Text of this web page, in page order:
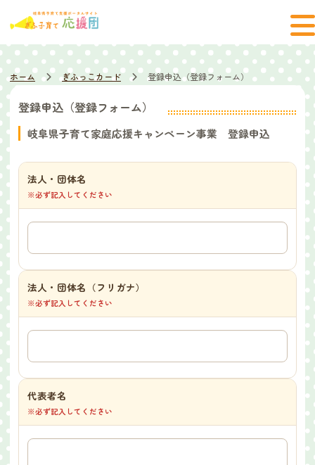
ホーム ぎふっこカード 登録申込（登録フォーム）
登録申込（登録フォーム）
岐阜県子育て家庭応援キャンペーン事業 登録申込
法人・団体名
※必ず記入してください
法人・団体名（フリガナ）
※必ず記入してください
代表者名
※必ず記入してください